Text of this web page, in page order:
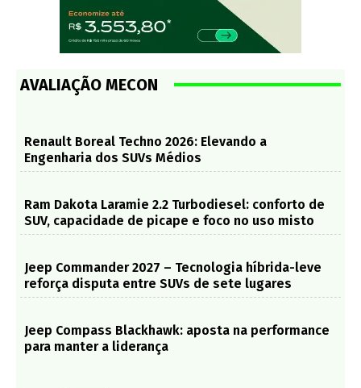
AVALIAÇÃO MECON
Renault Boreal Techno 2026: Elevando a
Engenharia dos SUVs Médios
Ram Dakota Laramie 2.2 Turbodiesel: conforto de
SUV, capacidade de picape e foco no uso misto
Jeep Commander 2027 – Tecnologia híbrida-leve
reforça disputa entre SUVs de sete lugares
Jeep Compass Blackhawk: aposta na performance
para manter a liderança